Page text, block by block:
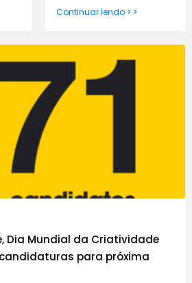
Continuar lendo > >
Dia Mundial da Criatividade
para próxima